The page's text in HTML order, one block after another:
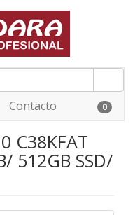
Contacto 0
C38KFAT
512GB SSD/